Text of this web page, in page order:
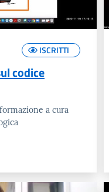
ISCRITTI
codice
a cura